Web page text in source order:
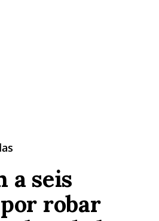
a seis
robar